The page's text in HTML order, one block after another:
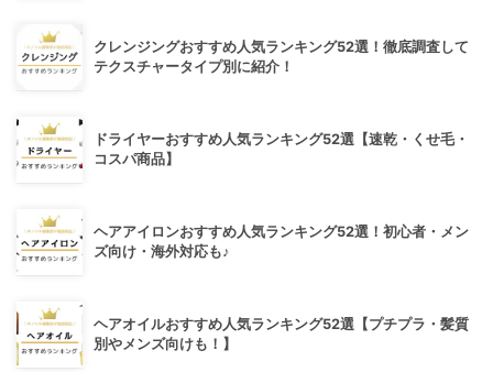
クレンジングおすすめ人気ランキング52選！徹底調査して
テクスチャータイプ別に紹介！
ドライヤーおすすめ人気ランキング52選【速乾・くせ毛・
コスパ商品】
ヘアアイロンおすすめ人気ランキング52選！初心者・メン
ズ向け・海外対応も♪
ヘアオイルおすすめ人気ランキング52選【プチプラ・髪質
別やメンズ向けも！】